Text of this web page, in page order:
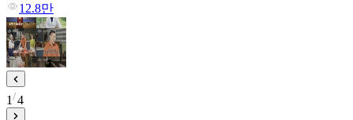
12.8만
1 4